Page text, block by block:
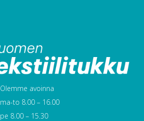
Olemme avoinna
ma-to 8.00 – 16.00
pe 8.00 – 15.30